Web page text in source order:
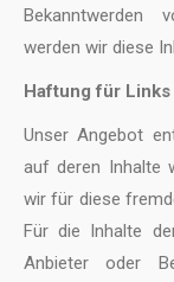
Bekanntwerden
werden wir diese
Haftung für Links
Unser Angebot
auf deren Inhalte
wir für diese
Für die Inhalte
Anbieter oder